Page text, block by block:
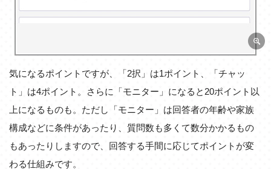
気になるポイントですが、「2択」は1ポイント、「チャッ
ト」は4ポイント。さらに「モニター」になると20ポイント以
上になるものも。ただし「モニター」は回答者の年齢や家族
構成などに条件があったり、質問数も多くて数分かかるもの
もあったりしますので、回答する手間に応じてポイントが変
わる仕組みです。